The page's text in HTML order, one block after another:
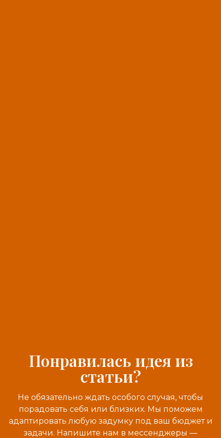
Понравилась идея из
статьи?
Не обязательно ждать особого случая, чтобы
порадовать себя или близких. Мы поможем
адаптировать любую задумку под ваш бюджет и
задачи. Напишите нам в мессенджеры —